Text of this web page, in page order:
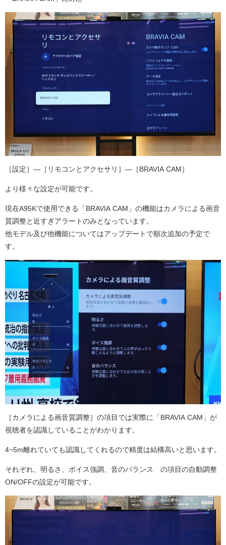
［設定 ］—［ リモコンとアクセサリ ］—［ BRAVIA CAM ］
より様々な設定が可能です。
現在A95Kで使用できる「BRAVIA CAM」の機能はカメラによる画音
質調整と近すぎアラートのみとなっています。
他モデル及び他機能についてはアップデートで順次追加の予定で
す。
［ カメラによる画⁠音⁠質⁠調⁠整］の項目では実際に「BRAVIA CAM」が
視聴者を認識していることがわかります。
4~5m離れていても認識してくれるので精度は結構高いと思います。
それぞれ、明るさ、ボイス強調、音のバランス の項目の自動調整
ON/OFFの設定が可能です。